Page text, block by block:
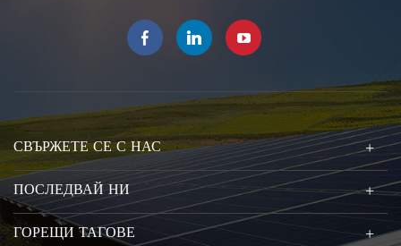
СВЪРЖЕТЕ СЕ С НАС
ПОСЛЕДВАЙ НИ
ГОРЕЩИ ТАГОВЕ